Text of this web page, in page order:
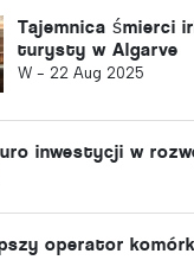
Tajemnica śmierci
turysty w Algarve
W - 22 Aug 2025
inwestycji w
operator